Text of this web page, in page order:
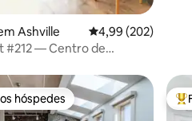
Ashville Classificação
4,99 (202)
#212 — Centro de
hóspedes mais apreciados
hóspedes